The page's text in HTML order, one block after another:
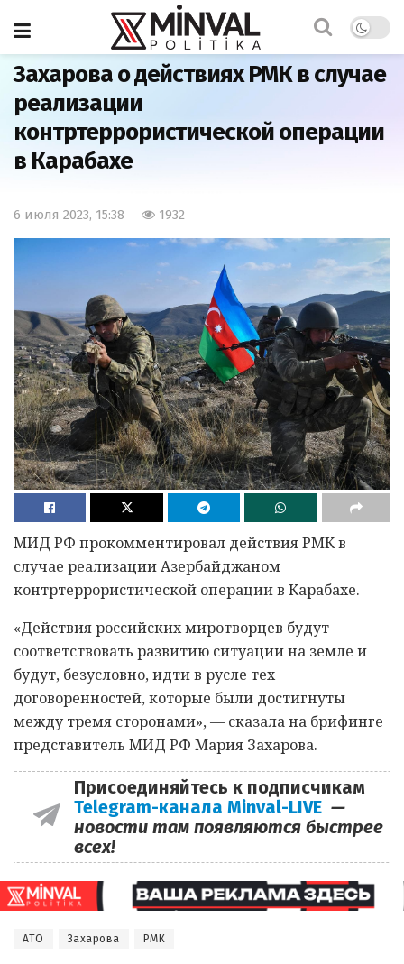
Главная Политика
Захарова о действиях РМК в случае
реализации
контртеррористической операции
в Карабахе
6 июля 2023, 15:38 1932
МИД РФ прокомментировал действия РМК в
случае реализации Азербайджаном
контртеррористической операции в Карабахе.
«Действия российских миротворцев будут
соответствовать развитию ситуации на земле и
будут, безусловно, идти в русле тех
договоренностей, которые были достигнуты
между тремя сторонами», — сказала на брифинге
представитель МИД РФ Мария Захарова.
Присоединяйтесь к подписчикам
Telegram-канала Minval-LIVE —
новости там появляются быстрее
всех!
АТО Захарова РМК